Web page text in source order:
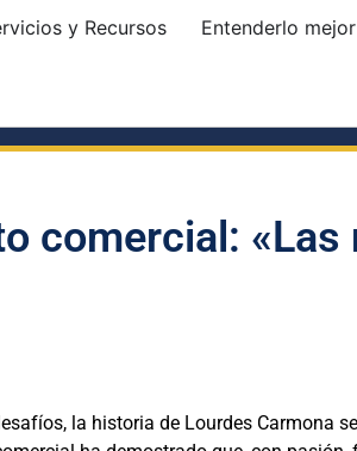
y Recursos Entenderlo mejor
comercial: «Las
la historia de Lourdes Carmona